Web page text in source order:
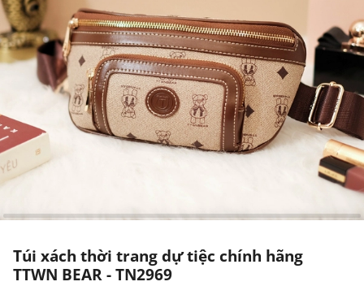
Túi xách thời trang dự tiệc chính hãng
TTWN BEAR - TN2969